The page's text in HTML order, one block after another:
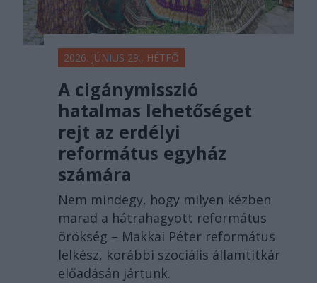
2026. JÚNIUS 29., HÉTFŐ
A cigánymisszió
hatalmas lehetőséget
rejt az erdélyi
református egyház
számára
Nem mindegy, hogy milyen kézben
marad a hátrahagyott református
örökség – Makkai Péter református
lelkész, korábbi szociális államtitkár
előadásán jártunk.